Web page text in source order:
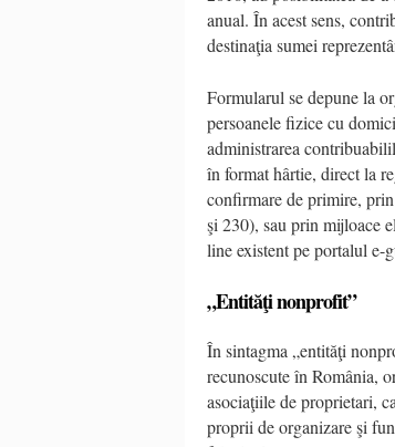
anual. În acest sens,
destinaţia sumei
Formularul se depune la
persoanele fizice cu
administrarea
în format hârtie, direct la
confirmare de primire,
şi 230), sau prin mijloace
line existent pe portalul e-
„Entităţi nonprofit”
În sintagma „entităţi
recunoscute în România,
asociaţiile de proprietari,
proprii de organizare şi